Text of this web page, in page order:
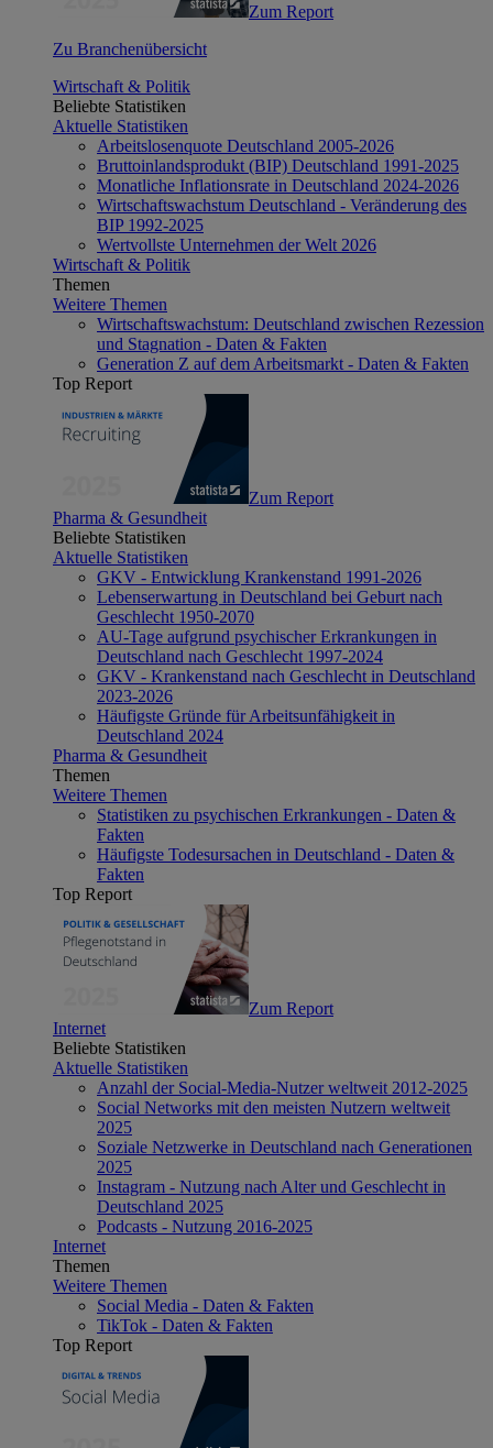
Zum Report
Zu Branchenübersicht
Wirtschaft & Politik
Beliebte Statistiken
Aktuelle Statistiken
Arbeitslosenquote Deutschland 2005-2026
Bruttoinlandsprodukt (BIP) Deutschland 1991-2025
Monatliche Inflationsrate in Deutschland 2024-2026
Wirtschaftswachstum Deutschland - Veränderung des
BIP 1992-2025
Wertvollste Unternehmen der Welt 2026
Wirtschaft & Politik
Themen
Weitere Themen
Wirtschaftswachstum: Deutschland zwischen Rezession
und Stagnation - Daten & Fakten
Generation Z auf dem Arbeitsmarkt - Daten & Fakten
Top Report
Zum Report
Pharma & Gesundheit
Beliebte Statistiken
Aktuelle Statistiken
GKV - Entwicklung Krankenstand 1991-2026
Lebenserwartung in Deutschland bei Geburt nach
Geschlecht 1950-2070
AU-Tage aufgrund psychischer Erkrankungen in
Deutschland nach Geschlecht 1997-2024
GKV - Krankenstand nach Geschlecht in Deutschland
2023-2026
Häufigste Gründe für Arbeitsunfähigkeit in
Deutschland 2024
Pharma & Gesundheit
Themen
Weitere Themen
Statistiken zu psychischen Erkrankungen - Daten &
Fakten
Häufigste Todesursachen in Deutschland - Daten &
Fakten
Top Report
Zum Report
Internet
Beliebte Statistiken
Aktuelle Statistiken
Anzahl der Social-Media-Nutzer weltweit 2012-2025
Social Networks mit den meisten Nutzern weltweit
2025
Soziale Netzwerke in Deutschland nach Generationen
2025
Instagram - Nutzung nach Alter und Geschlecht in
Deutschland 2025
Podcasts - Nutzung 2016-2025
Internet
Themen
Weitere Themen
Social Media - Daten & Fakten
TikTok - Daten & Fakten
Top Report